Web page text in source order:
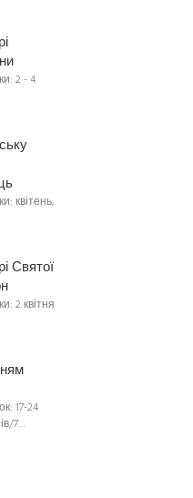
2 - 4
квітень,
Святої
2 квітня
17-24
7…